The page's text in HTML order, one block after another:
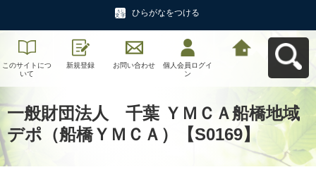
ひらがなをつける
このサイトにつ
いて
新規登録 お問い合わせ
個人会員ログイ
ン
一般財団法人 千葉 ＹＭＣＡ船橋地域
デポ（船橋ＹＭＣＡ）【S0169】